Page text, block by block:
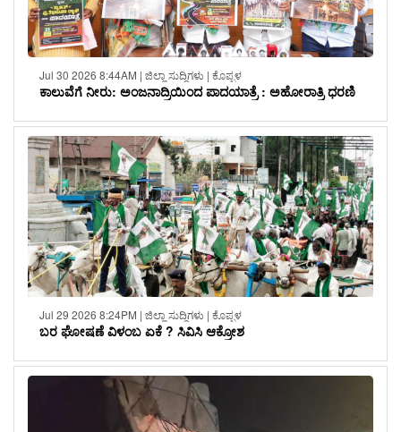
Jul 30 2026 8:44AM | ಜಿಲ್ಲಾ ಸುದ್ದಿಗಳು | ಕೊಪ್ಪಳ
ಕಾಲುವೆಗೆ ನೀರು: ಅಂಜನಾದ್ರಿಯಿಂದ ಪಾದಯಾತ್ರೆ : ಅಹೋರಾತ್ರಿ ಧರಣಿ
Jul 29 2026 8:24PM | ಜಿಲ್ಲಾ ಸುದ್ದಿಗಳು | ಕೊಪ್ಪಳ
ಬರ ಘೋಷಣೆ ವಿಳಂಬ ಏಕೆ ? ಸಿವಿಸಿ ಆಕ್ರೋಶ